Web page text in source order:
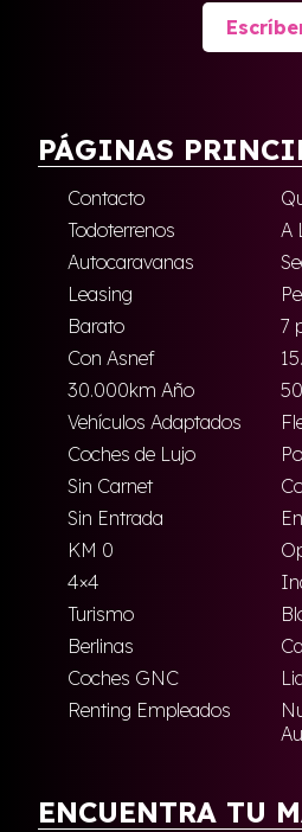
PÁGINAS
Contacto
Todoterrenos
A
Autocaravanas
Leasing
Barato
7
Con Asnef
30.000km Año
Vehículos Adaptados
Coches de Lujo
Sin Carnet
Sin Entrada
KM 0
4×4
Turismo
Berlinas
Coches GNC
Renting Empleados
ENCUENTRA TU